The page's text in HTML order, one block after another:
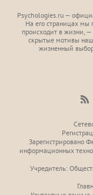
Psychologies.ru —
На его страницах мы
происходит в жизни, —
скрытые мотивы
жизненный
Зарегистрировано
информационных
Учредитель: